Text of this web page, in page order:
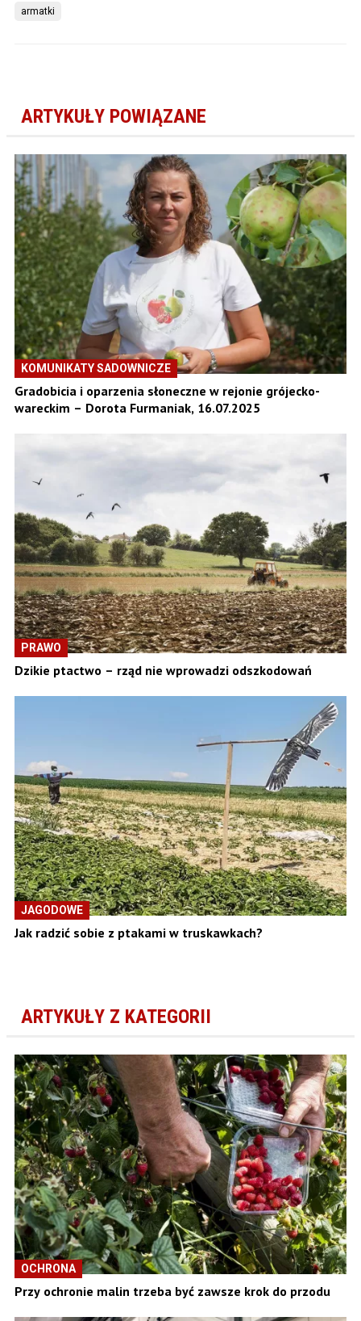
armatki
ARTYKUŁY POWIĄZANE
KOMUNIKATY SADOWNICZE
Gradobicia i oparzenia słoneczne w rejonie grójecko-
wareckim – Dorota Furmaniak, 16.07.2025
PRAWO
Dzikie ptactwo – rząd nie wprowadzi odszkodowań
JAGODOWE
Jak radzić sobie z ptakami w truskawkach?
ARTYKUŁY Z KATEGORII
OCHRONA
Przy ochronie malin trzeba być zawsze krok do przodu